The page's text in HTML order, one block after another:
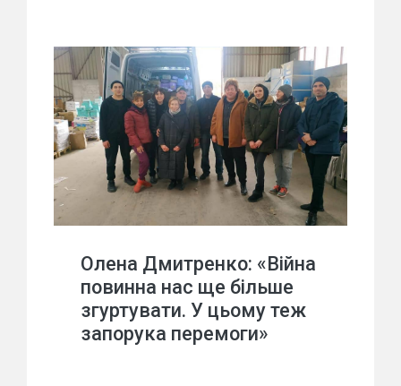
Олена Дмитренко: «Війна
повинна нас ще більше
згуртувати. У цьому теж
запорука перемоги»